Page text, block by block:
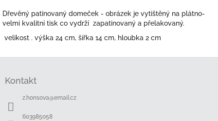
Dřevěný patinovaný domeček - obrázek je vytištěný na plátno-
velmi kvalitní tisk co vydrží zapatinovaný a přelakovaný.
velikost . výška 24 cm, šířka 14 cm, hloubka 2 cm
Kontakt
z.honsova@email.cz
603985058